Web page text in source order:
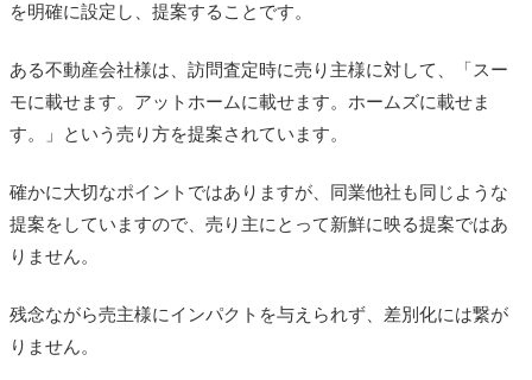
を明確に設定し、提案することです。
ある不動産会社様は、訪問査定時に売り主様に対して、「スー
モに載せます。アットホームに載せます。ホームズに載せま
す。」という売り方を提案されています。
確かに大切なポイントではありますが、同業他社も同じような
提案をしていますので、売り主にとって新鮮に映る提案ではあ
りません。
残念ながら売主様にインパクトを与えられず、差別化には繋が
りません。